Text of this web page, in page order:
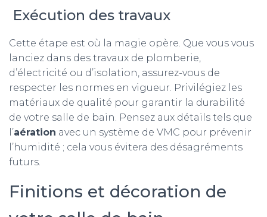
Exécution des travaux
Cette étape est où la magie opère. Que vous vous
lanciez dans des travaux de plomberie,
d’électricité ou d’isolation, assurez-vous de
respecter les normes en vigueur. Privilégiez les
matériaux de qualité pour garantir la durabilité
de votre salle de bain. Pensez aux détails tels que
l’aération avec un système de VMC pour prévenir
l’humidité ; cela vous évitera des désagréments
futurs.
Finitions et décoration de